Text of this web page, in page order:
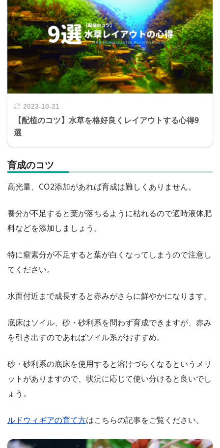
2023-10-21
【配植のコツ】水草を格好良くレイアウトする心得9
選
育成のコツ
高光量、CO2添加があれば育成は難しくありません。
養分が不足すると葉が落ちるように枯れるので適時液体肥
料などを添加しましょう。
特に窒素分が不足すると葉が白くなってしまうので注意し
てください。
水面付近まで成長すると赤みがさらに鮮やかになります。
底床はソイル、砂・砂利系を問わず育成できますが、赤み
を引き出すのであればソイル系がおすすめ。
砂・砂利系の底床を使用すると溶けづらくなるというメリ
ットがありますので、状況に応じて使い分けると良いでし
ょう。
ルドウィギアの育て方はこちらの記事をご覧ください。